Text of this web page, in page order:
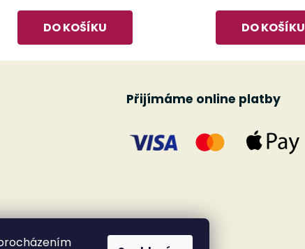
DO KOŠÍKU DO KOŠÍKU
Přijímáme online platby